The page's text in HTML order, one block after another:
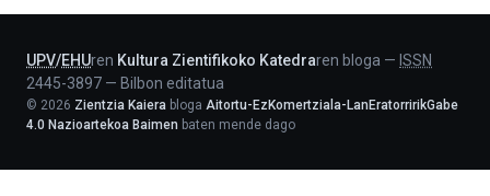
UPV/EHUren Kultura Zientifikoko Katedraren bloga — ISSN
2445-3897 — Bilbon editatua
© 2026 Zientzia Kaiera bloga Aitortu-EzKomertziala-LanEratorririkGabe
4.0 Nazioartekoa Baimen baten mende dago